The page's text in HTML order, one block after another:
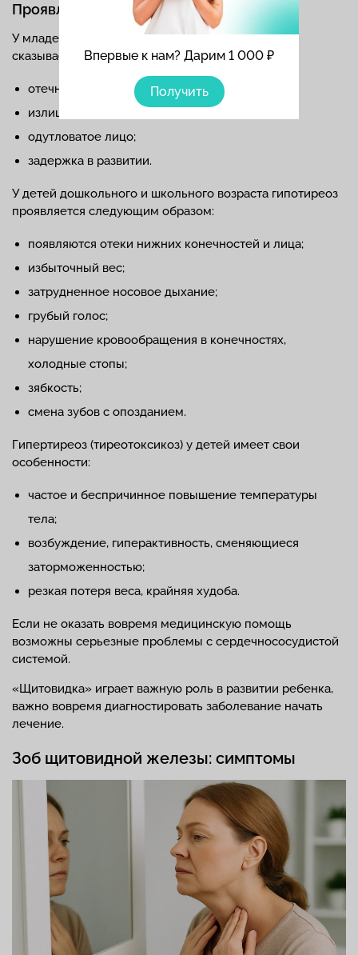
Впервые к нам? Дарим 1 000 ₽
Получить
Проявления у детей
У младенцев гипотиреоз проявляется сильно и
сказывается на развитии ребенка. Наблюдается;
отечность;
излишняя масса тела;
одутловатое лицо;
задержка в развитии.
У детей дошкольного и школьного возраста гипотиреоз
проявляется следующим образом:
появляются отеки нижних конечностей и лица;
избыточный вес;
затрудненное носовое дыхание;
грубый голос;
нарушение кровообращения в конечностях,
холодные стопы;
зябкость;
смена зубов с опозданием.
Гипертиреоз (тиреотоксикоз) у детей имеет свои
особенности:
частое и беспричинное повышение температуры
тела;
возбуждение, гиперактивность, сменяющиеся
заторможенностью;
резкая потеря веса, крайняя худоба.
Если не оказать вовремя медицинскую помощь
возможны серьезные проблемы с сердечнососудистой
системой.
«Щитовидка» играет важную роль в развитии ребенка,
важно вовремя диагностировать заболевание начать
лечение.
Зоб щитовидной железы: симптомы